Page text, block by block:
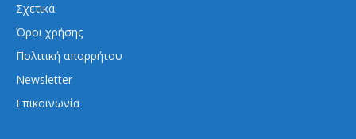
Σχετικά
Όροι χρήσης
Πολιτική απορρήτου
Newsletter
Επικοινωνία